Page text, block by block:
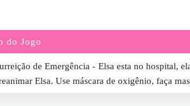
do Jogo
de Emergência - Elsa esta no hospital,
Elsa. Use máscara de oxigênio, faça